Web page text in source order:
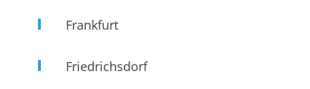
Frankfurt
Friedrichsdorf